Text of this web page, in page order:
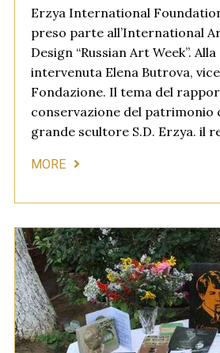
Erzya International
preso parte all’International
Design “Russian Art Week”.
intervenuta Elena Butrova,
Fondazione. Il tema del
conservazione del patrimonio
grande scultore S.D. Erzya. il
MORE